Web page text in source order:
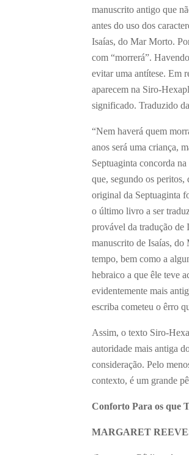
manuscrito antigo que
antes do uso dos
Isaías, do Mar Morto.
com “morrerá”.
evitar uma antítese. Em
aparecem na Siro-
significado. Traduzido
“Nem haverá quem
anos será uma criança,
Septuaginta concorda
que, segundo os
original da Septuaginta
o último livro a ser
provável da tradução de
manuscrito de Isaías, do
tempo, bem como a
hebraico a que êle teve
evidentemente mais
escriba cometeu o êrro
Assim, o texto Siro-
autoridade mais antiga
consideração. Pelo
contexto, é um grande
Conforto Para os que
MARGARET